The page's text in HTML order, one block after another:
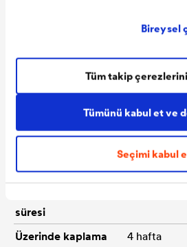
Bireysel
Tümünü kabul et ve
Seçimi kabul
Tüm takip
yaklaşık
maksimum ısı
+100°C
UV ile ilişkili hava
süresi
12 hafta
Üzerinde kaplama
4 hafta